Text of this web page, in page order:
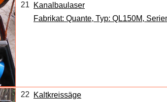
21
Kanalbaulaser
Fabrikat: Quante, Typ: QL150M,
22
Kaltkreissäge